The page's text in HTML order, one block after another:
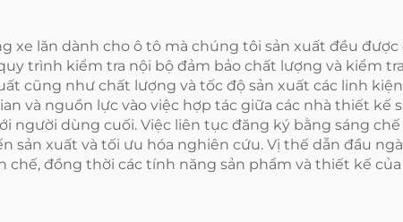
xe lăn dành cho ô tô mà chúng tôi sản xuất đều
trình kiểm tra nội bộ đảm bảo chất lượng và kiểm
cũng như chất lượng và tốc độ sản xuất các linh
và nguồn lực vào việc hợp tác giữa các nhà thiết
người dùng cuối. Việc liên tục đăng ký bằng sáng
sản xuất và tối ưu hóa nghiên cứu. Vị thế dẫn đầu
chế, đồng thời các tính năng sản phẩm và thiết kế